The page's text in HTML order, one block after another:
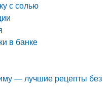
с солью
в банке
— лучшие рецепты без